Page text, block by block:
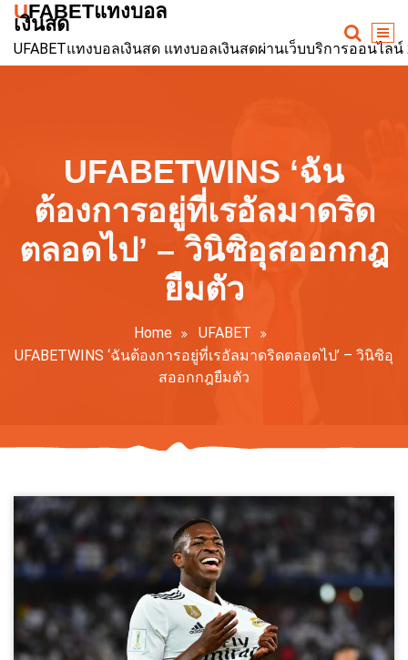
Skip
content
UFABETแทงบอล
เงินสด
UFABETแทงบอลเงินสด แทงบอลเงินสดผ่านเว็บบริการออนไล
UFABETWINS ‘ฉัน
ต้องการอยู่ที่เรอัลมาดริด
ตลอดไป’ – วินิซิอุสออกกฎ
ยืมตัว
Home
UFABET
UFABETWINS ‘ฉันต้องการอยู่ที่เรอัลมาดริดตลอดไป’ – วินิซิอุ
สออกกฎยืมตัว